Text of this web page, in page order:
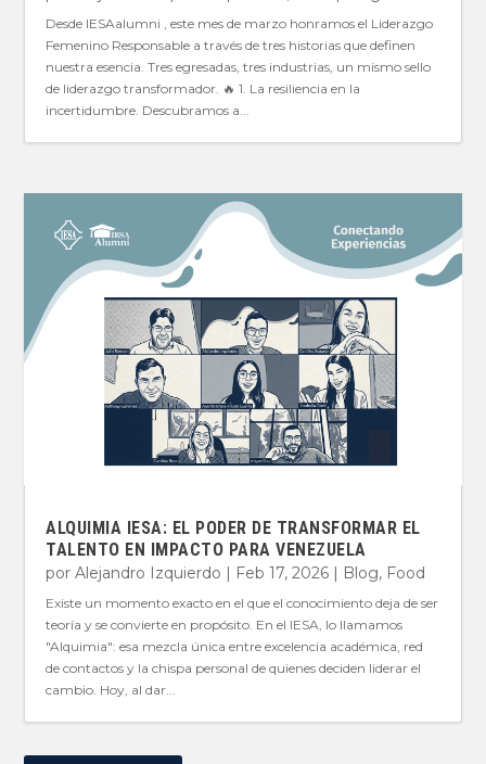
Desde IESAalumni , este mes de marzo honramos el Liderazgo
Femenino Responsable a través de tres historias que definen
nuestra esencia. Tres egresadas, tres industrias, un mismo sello
de liderazgo transformador. 🔥 1. La resiliencia en la
incertidumbre. Descubramos a...
ALQUIMIA IESA: EL PODER DE TRANSFORMAR EL
TALENTO EN IMPACTO PARA VENEZUELA
porAlejandro Izquierdo | Feb 17, 2026 | Blog, Food
Existe un momento exacto en el que el conocimiento deja de ser
teoría y se convierte en propósito. En el IESA, lo llamamos
"Alquimia": esa mezcla única entre excelencia académica, red
de contactos y la chispa personal de quienes deciden liderar el
cambio. Hoy, al dar...